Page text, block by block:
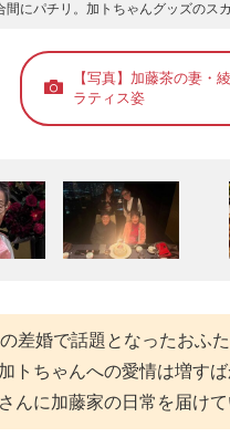
間にパチリ。加トちゃんグッズの
【写真】加藤茶の妻・
ラティス姿
差婚で話題となったおふ
トちゃんへの愛情は増す
んに加藤家の日常を届けて